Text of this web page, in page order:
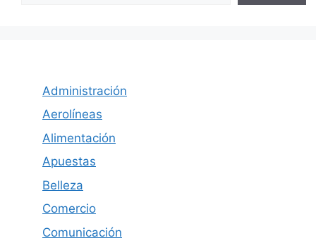
Administración
Aerolíneas
Alimentación
Apuestas
Belleza
Comercio
Comunicación